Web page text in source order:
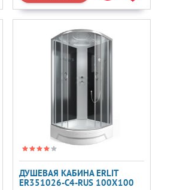
ДУШЕВАЯ КАБИНА ERLIT
ER351026-C4-RUS 100X100